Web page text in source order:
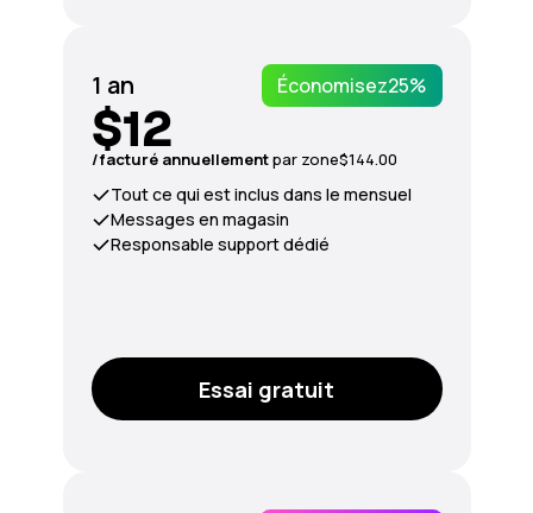
1 an Économisez25%
$12
/facturé annuellementpar zone$144.00
Tout ce qui est inclus dans le mensuel
Messages en magasin
Responsable support dédié
Essai gratuit